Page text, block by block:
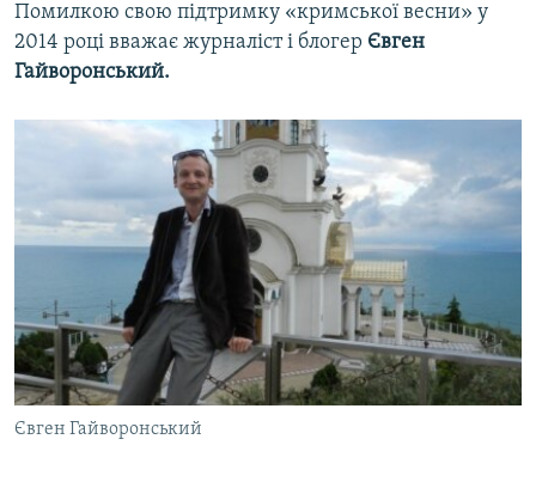
Помилкою свою підтримку «кримської весни» у
2014 році вважає журналіст і блогер Євген
Гайворонський.
Євген Гайворонський